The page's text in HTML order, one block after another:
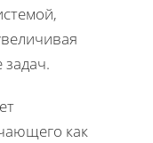
как